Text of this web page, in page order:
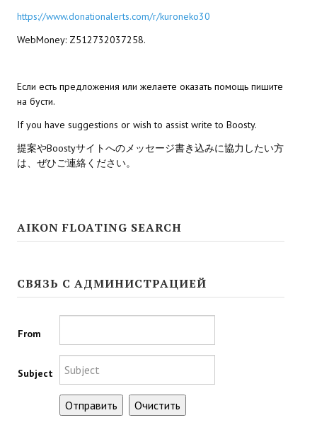
Dragon Age 2
Dragon Age: Inquisition
GTA 5
Mass Effect Andromeda
Sacred Ice & Blood
Sims 4
Star Wars Knights of the Old Republic 1
Star Wars Knights of the Old Republic 2
Titan Quest Immortal Throne
https://www.donationalerts.com/r/kuroneko30
WebMoney: Z512732037258.
Если есть предложения или желаете оказать помощь пишите
на бусти.
If you have suggestions or wish to assist write to Boosty.
提案やBoostyサイトへのメッセージ書き込みに協力したい方
は、ぜひご連絡ください。
AIKON FLOATING SEARCH
СВЯЗЬ С АДМИНИСТРАЦИЕЙ
From
Subject